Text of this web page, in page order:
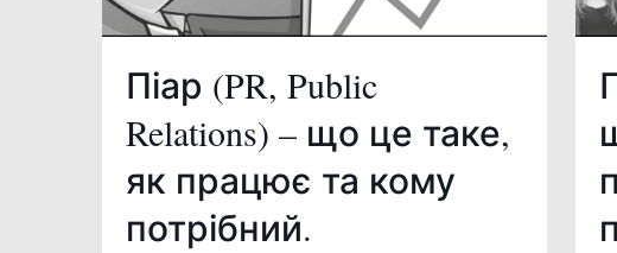
Піар (PR, Public
Relations) – що це таке,
як працює та кому
потрібний.